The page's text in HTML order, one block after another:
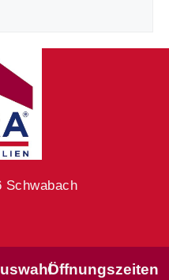
Schwabach
Öffnungszeiten